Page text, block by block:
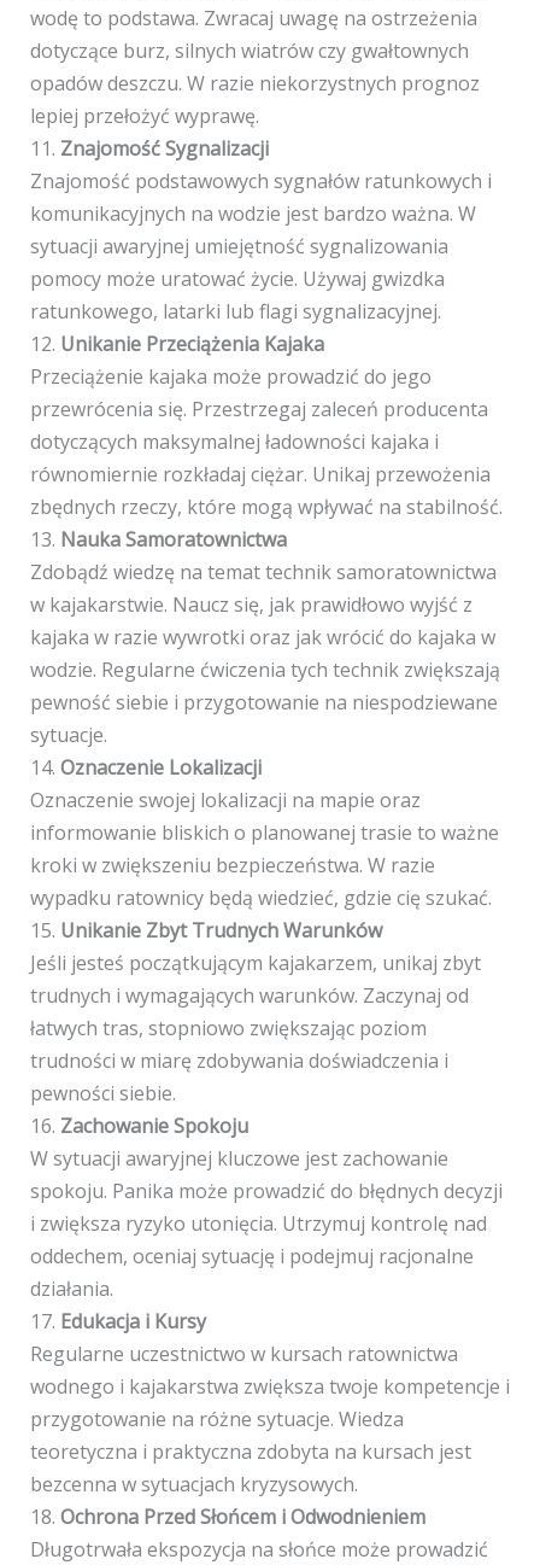
wodę to podstawa. Zwracaj uwagę na ostrzeżenia
dotyczące burz, silnych wiatrów czy gwałtownych
opadów deszczu. W razie niekorzystnych prognoz
lepiej przełożyć wyprawę.
11. Znajomość Sygnalizacji
Znajomość podstawowych sygnałów ratunkowych i
komunikacyjnych na wodzie jest bardzo ważna. W
sytuacji awaryjnej umiejętność sygnalizowania
pomocy może uratować życie. Używaj gwizdka
ratunkowego, latarki lub flagi sygnalizacyjnej.
12. Unikanie Przeciążenia Kajaka
Przeciążenie kajaka może prowadzić do jego
przewrócenia się. Przestrzegaj zaleceń producenta
dotyczących maksymalnej ładowności kajaka i
równomiernie rozkładaj ciężar. Unikaj przewożenia
zbędnych rzeczy, które mogą wpływać na stabilność.
13. Nauka Samoratownictwa
Zdobądź wiedzę na temat technik samoratownictwa
w kajakarstwie. Naucz się, jak prawidłowo wyjść z
kajaka w razie wywrotki oraz jak wrócić do kajaka w
wodzie. Regularne ćwiczenia tych technik zwiększają
pewność siebie i przygotowanie na niespodziewane
sytuacje.
14. Oznaczenie Lokalizacji
Oznaczenie swojej lokalizacji na mapie oraz
informowanie bliskich o planowanej trasie to ważne
kroki w zwiększeniu bezpieczeństwa. W razie
wypadku ratownicy będą wiedzieć, gdzie cię szukać.
15. Unikanie Zbyt Trudnych Warunków
Jeśli jesteś początkującym kajakarzem, unikaj zbyt
trudnych i wymagających warunków. Zaczynaj od
łatwych tras, stopniowo zwiększając poziom
trudności w miarę zdobywania doświadczenia i
pewności siebie.
16. Zachowanie Spokoju
W sytuacji awaryjnej kluczowe jest zachowanie
spokoju. Panika może prowadzić do błędnych decyzji
i zwiększa ryzyko utonięcia. Utrzymuj kontrolę nad
oddechem, oceniaj sytuację i podejmuj racjonalne
działania.
17. Edukacja i Kursy
Regularne uczestnictwo w kursach ratownictwa
wodnego i kajakarstwa zwiększa twoje kompetencje i
przygotowanie na różne sytuacje. Wiedza
teoretyczna i praktyczna zdobyta na kursach jest
bezcenna w sytuacjach kryzysowych.
18. Ochrona Przed Słońcem i Odwodnieniem
Długotrwała ekspozycja na słońce może prowadzić